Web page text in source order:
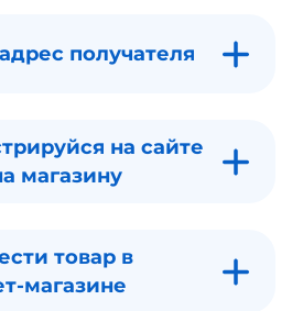
получателя
на сайте
магазину
товар в
магазине